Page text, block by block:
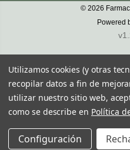
© 2026
Powered
Utilizamos cookies (y otras
recopilar datos a fin de
utilizar nuestro sitio web,
como se describe en Política
Configuración